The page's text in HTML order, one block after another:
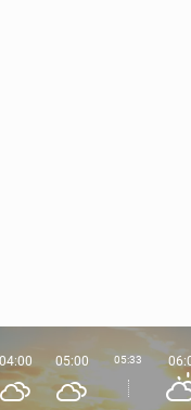
04:00 05:00 05:33